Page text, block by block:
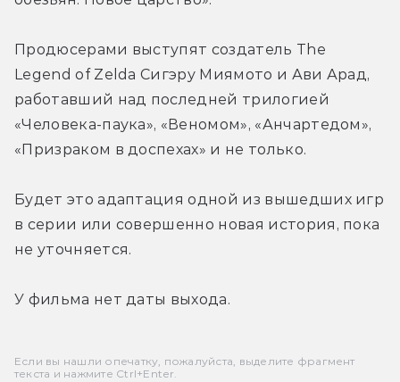
Продюсерами выступят создатель The
Legend of Zelda Сигэру Миямото и Ави Арад,
работавший над последней трилогией
«Человека-паука», «Веномом», «Анчартедом»,
«Призраком в доспехах» и не только.
Будет это адаптация одной из вышедших игр
в серии или совершенно новая история, пока
не уточняется.
У фильма нет даты выхода.
Если вы нашли опечатку, пожалуйста, выделите фрагмент
текста и нажмите Ctrl+Enter.